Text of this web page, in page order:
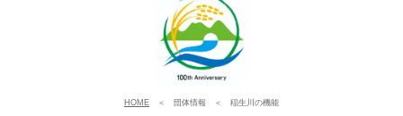
HOME＜ 団体情報 ＜ 稲生川の機能